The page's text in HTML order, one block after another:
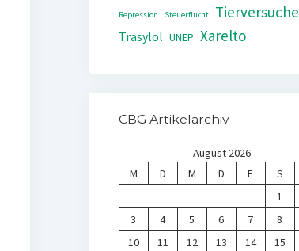
Repression Steuerflucht Tierversuche
Trasylol UNEP Xarelto
CBG Artikelarchiv
August 2026
M
D M D F S
1
3
4 5 6 7 8
10
11 12 13 14 15